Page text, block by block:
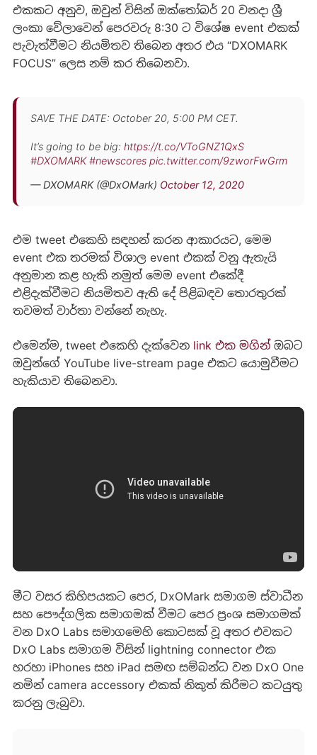
එකකට අනුව, ඔවුන් විසින් ඔක්තෝබර් 20 වනදා ශ්‍රී
ලංකා වේලාවෙන් පෙරවරු 8:30 ට විශේෂ event එකක්
පැවැත්වීමට නියමිතව තිබෙන අතර එය “DXOMARK
FOCUS” ලෙස නම් කර තිබෙනවා.
SAVE THE DATE: October 20, 5:00 PM CET.
It’s going to be big: https://t.co/VToGNZ1QxS
#DXOMARK #newscores pic.twitter.com/9zworFwGrm
— DXOMARK (@DxOMark) October 12, 2020
එම tweet එකෙහි සඳහන් කරන ආකාරයට, මෙම
event එක තරමක් විශාල event එකක් වනු ඇතැයි
අනුමාන කළ හැකි නමුත් මෙම event එකේදී
එළිදැක්වීමට නියමිතව ඇති දේ පිළිබඳව තොරතුරක්
තවමත් වාර්තා වන්නේ නැහැ.
එමෙන්ම, tweet එකෙහි දැක්වෙන link එක මගින්ඔබට
ඔවුන්ගේ YouTube live-stream page එකට යොමුවීමට
හැකියාව තිබෙනවා.
මීට වසර කිහිපයකට පෙර, DxOMark සමාගම ස්වාධීන
සහ පෞද්ගලික සමාගමක් වීමට පෙර ප්‍රංශ සමාගමක්
වන DxO Labs සමාගමෙහි කොටසක් වූ අතර එවකට
DxO Labs සමාගම විසින් lightning connector එක
හරහා iPhones සහ iPad සමඟ සම්බන්ධ වන DxO One
නමින් camera accessory එකක් නිකුත් කිරීමට කටයුතු
කරනු ලැබුවා.